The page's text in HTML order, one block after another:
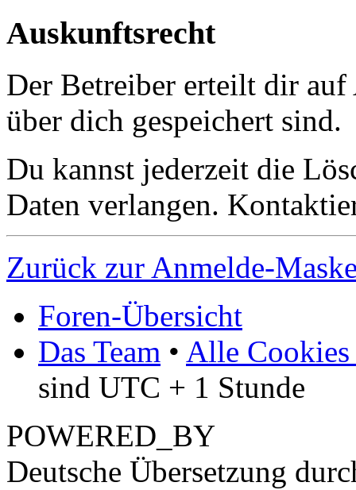
Auskunftsrecht
Der Betreiber erteilt dir
über dich gespeichert sind.
Du kannst jederzeit die
Daten verlangen.
Zurück zur Anmelde-
Foren-Übersicht
Das Team • Alle Cookies
sind UTC + 1 Stunde
POWERED_BY
Deutsche Übersetzung